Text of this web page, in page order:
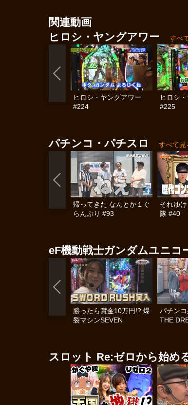
関連動画
ヒロシ・ヤングアワー
すべ
ヒロシ・ヤングアワー
#224
ヒロシ
#225
パチンコ・パチスロ すべて見
帰ってきた なんとか１ぐ
らんぷり #93
それゆ
隊 #40
eF機動戦士ガンダムユニコ
勝ったら賞金10万円!? 爆
裂マシンSEVEN
パチン
THE
スロット Re:ゼロから始め